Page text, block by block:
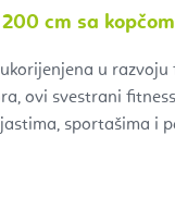
cm sa kopčom
u razvoju
ovi svestrani
sportašima i